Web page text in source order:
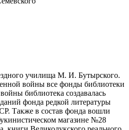
училища М. И. Бутырского.
войны все фонды библиотеки
библиотека создавалась
фонда редкой литературы
Также в состав фонда вошли
магазине №28